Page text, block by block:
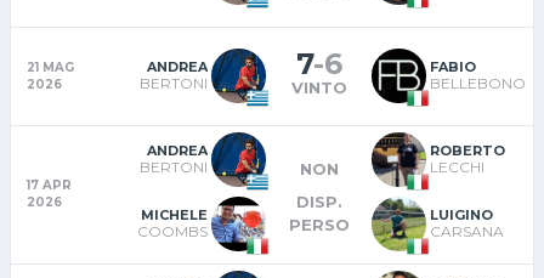
21 MAG
2026
ANDREA
BERTONI
7-6
VINTO
FABIO
BELLEBONO
17 APR
2026
ANDREA
BERTONI
MICHELE
COOMBS
NON
DISP.
PERSO
ROBERTO
LECCHI
LUIGINO
CARSANA